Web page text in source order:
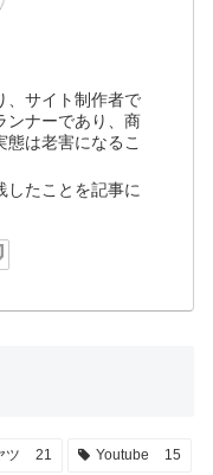
、サイト制作者で
ンナーであり、商
は老害になるこ
したことを記事に
ツ 21 Youtube 15